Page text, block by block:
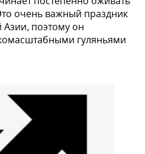
очень важный праздник
Азии, поэтому он
гуляньями